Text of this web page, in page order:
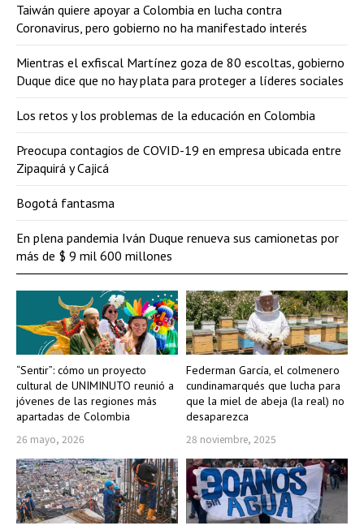
“Sentir”: cómo un proyecto
cultural de UNIMINUTO reunió a
jóvenes de las regiones más
apartadas de Colombia
26 mayo, 2026
Federman García, el colmenero
cundinamarqués que lucha para
que la miel de abeja (la real) no
desaparezca
28 noviembre, 2025
Taiwán quiere apoyar a Colombia en lucha contra
Coronavirus, pero gobierno no ha manifestado interés
Mientras el exfiscal Martínez goza de 80 escoltas, gobierno
Duque dice que no hay plata para proteger a líderes sociales
Los retos y los problemas de la educación en Colombia
Preocupa contagios de COVID-19 en empresa ubicada entre
Zipaquirá y Cajicá
Bogotá fantasma
En plena pandemia Iván Duque renueva sus camionetas por
más de $ 9 mil 600 millones